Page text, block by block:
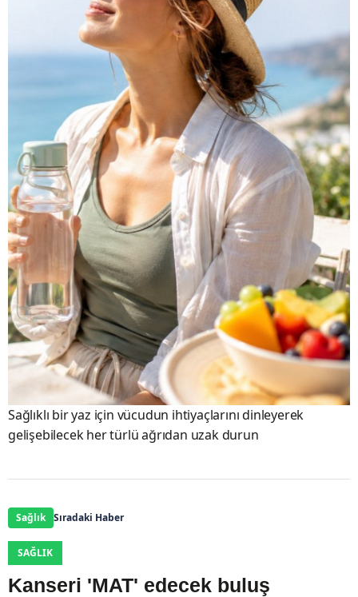
Sağlıklı bir yaz için vücudun ihtiyaçlarını dinleyerek
gelişebilecek her türlü ağrıdan uzak durun
Sağlık Sıradaki Haber
SAĞLIK
Kanseri 'MAT' edecek buluş